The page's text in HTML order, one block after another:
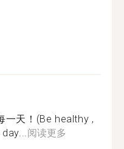
一天！(Be healthy ,
阅读更多